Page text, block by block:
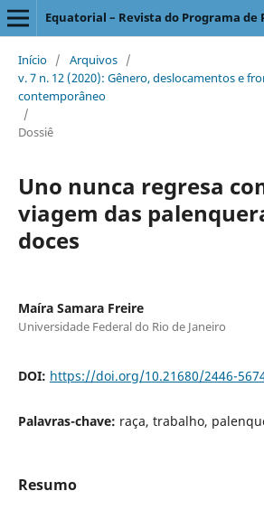
Início / Arquivos /
v. 7 n. 12 (2020): Gênero, deslocamentos e
contemporâneo
/
Dossiê
Uno nunca regresa
viagem das
doces
Maíra Samara Freire
Universidade Federal do Rio de Janeiro
DOI: https://doi.org/10.21680/2446-
Palavras-chave: raça, trabalho,
Resumo